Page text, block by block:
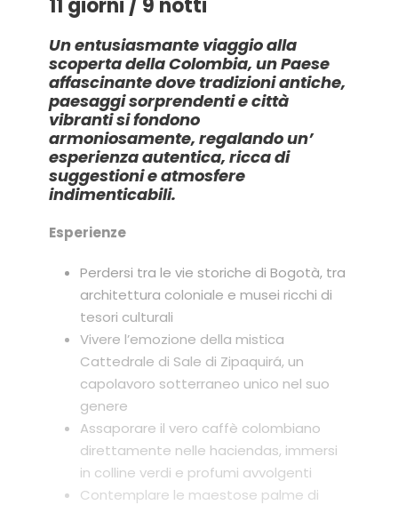
11 giorni / 9 notti
Un entusiasmante viaggio alla
scoperta della Colombia, un Paese
affascinante dove tradizioni antiche,
paesaggi sorprendenti e città
vibranti si fondono
armoniosamente, regalando un’
esperienza autentica, ricca di
suggestioni e atmosfere
indimenticabili.
Esperienze
Perdersi tra le vie storiche di Bogotà, tra
architettura coloniale e musei ricchi di
tesori culturali
Vivere l’emozione della mistica
Cattedrale di Sale di Zipaquirá, un
capolavoro sotterraneo unico nel suo
genere
Assaporare il vero caffè colombiano
direttamente nelle haciendas, immersi
in colline verdi e profumi avvolgenti
Contemplare le maestose palme di